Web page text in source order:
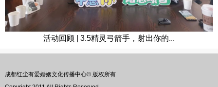
活动回顾 | 3.5精灵弓箭手，射出你的...
成都红尘有爱婚姻文化传播中心© 版权所有